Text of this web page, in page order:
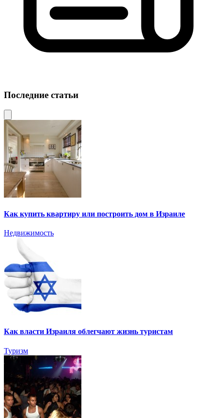
Последние статьи
Как купить квартиру или построить дом в Израиле
Недвижимость
Как власти Израиля облегчают жизнь туристам
Туризм